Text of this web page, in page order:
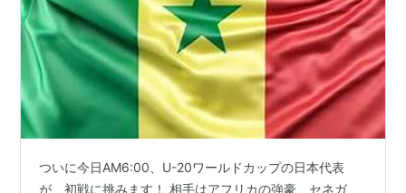
ついに今日AM6:00、U-20ワールドカップの日本代表
が、初戦に挑みます！ 相手はアフリカの強豪、セネガ